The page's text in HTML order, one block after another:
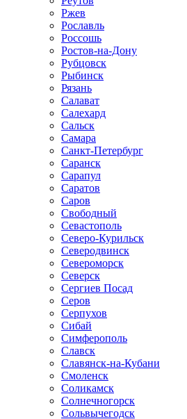
Ржев
Рославль
Россошь
Ростов-на-Дону
Рубцовск
Рыбинск
Рязань
Салават
Салехард
Сальск
Самара
Санкт-Петербург
Саранск
Сарапул
Саратов
Саров
Свободный
Севастополь
Северо-Курильск
Северодвинск
Североморск
Северск
Сергиев Посад
Серов
Серпухов
Сибай
Симферополь
Славск
Славянск-на-Кубани
Смоленск
Соликамск
Солнечногорск
Сольвычегодск